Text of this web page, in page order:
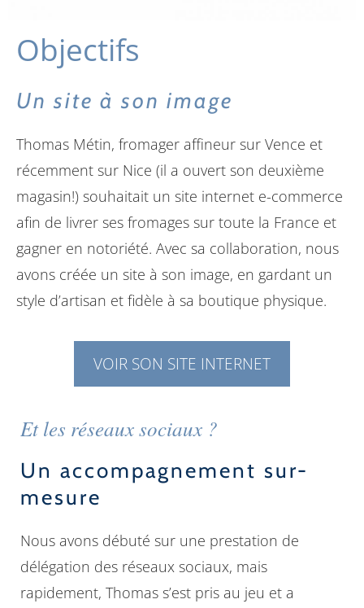
Objectifs
Un site à son image
Thomas Métin, fromager affineur sur Vence et
récemment sur Nice (il a ouvert son deuxième
magasin!) souhaitait un site internet e-commerce
afin de livrer ses fromages sur toute la France et
gagner en notoriété. Avec sa collaboration, nous
avons créée un site à son image, en gardant un
style d’artisan et fidèle à sa boutique physique.
VOIR SON SITE INTERNET
Et les réseaux sociaux ?
Un accompagnement sur-
mesure
Nous avons débuté sur une prestation de
délégation des réseaux sociaux, mais
rapidement, Thomas s’est pris au jeu et a